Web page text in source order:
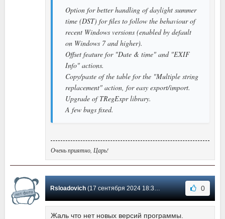
Option for better handling of daylight summer
time (DST) for files to follow the behaviour of
recent Windows versions (enabled by default
on Windows 7 and higher).
Offset feature for "Date & time" and "EXIF
Info" actions.
Copy/paste of the table for the "Multiple string
replacement" action, for easy export/import.
Upgrade of TRegExpr library.
A few bugs fixed.
Очень приятно, Царь!
Rsloadovich(17 сентября 2024 18:36) Сообщение #20 0
Жаль что нет новых версий программы.